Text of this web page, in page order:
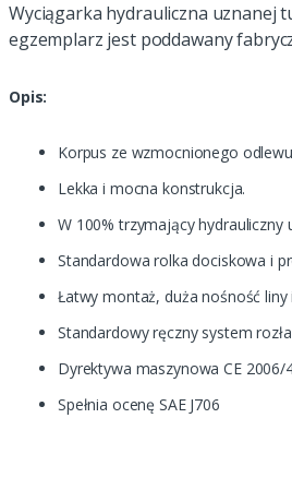
Wyciągarka hydrauliczna uznanej
egzemplarz jest poddawany
Opis:
Korpus ze wzmocnionego
Lekka i mocna konstrukcja.
W 100% trzymający hydrauliczny
Standardowa rolka dociskowa i
Łatwy montaż, duża nośność
Standardowy ręczny system
Dyrektywa maszynowa CE 2006/
Spełnia ocenę SAE J706